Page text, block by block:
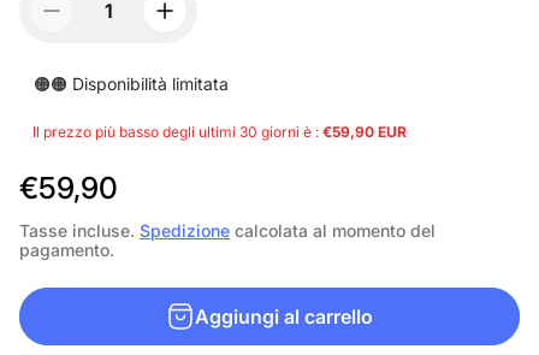
🟠🟠 Disponibilità limitata
Il prezzo più basso degli ultimi 30 giorni è : €59,90 EUR
P
r
e
z
z
€59,90
Tasse incluse. Spedizione calcolata al momento del
pagamento.
Aggiungi al carrello